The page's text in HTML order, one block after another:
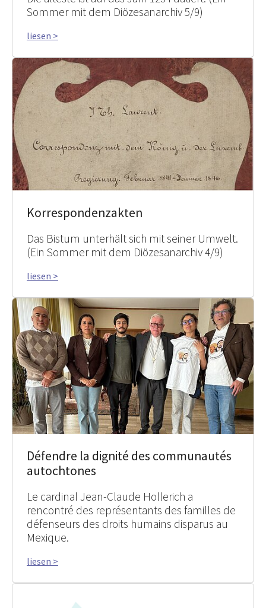
Sommer mit dem Diözesanarchiv 5/9)
liesen >
Korrespondenzakten
Das Bistum unterhält sich mit seiner Umwelt.
(Ein Sommer mit dem Diözesanarchiv 4/9)
liesen >
Défendre la dignité des communautés
autochtones
Le cardinal Jean-Claude Hollerich a
rencontré des représentants des familles de
défenseurs des droits humains disparus au
Mexique.
liesen >